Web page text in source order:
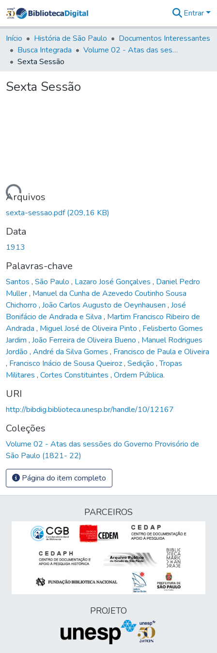
&
Coleções
Tudo na
Entrar
Início História de São Paulo
Documentos Interessantes
Busca Integrada
Volume 02 - Atas das sessões do Governo Provisório de São Paulo (1821- 22)
Sexta Sessão
Sexta Sessão
Arquivos
sexta-sessao.pdf(209,16 KB)
Data
1913
Palavras-chave
Santos , São Paulo , Lazaro José Gonçalves , Daniel Pedro
Muller, Manuel da Cunha de Azevedo Coutinho Sousa
Chichorro , João Carlos Augusto de Oeynhausen , José
Bonifácio de Andrada e Silva , Martim Francisco Ribeiro de
Andrada , Miguel José de Oliveira Pinto , Felisberto Gomes
Jardim , João Ferreira de Oliveira Bueno , Manuel Rodrigues
Jordão , André da Silva Gomes , Francisco de Paula e Oliveira
, Francisco Inácio de Sousa Queiroz, Sedição ,Tropas
Militares , Cortes Constituintes , Ordem Pública.
URI
http://bibdig.biblioteca.unesp.br/handle/10/12167
Coleções
Volume 02 - Atas das sessões do Governo Provisório de
São Paulo (1821- 22)
Página do item completo
PARCEIROS
PROJETO